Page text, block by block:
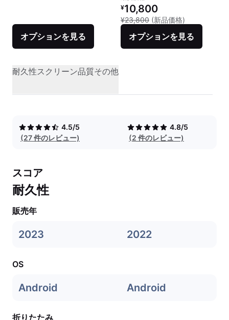
オプションを見る
リファービッシュ品の価格：
¥10,800
¥23,800 (新品価格)
オプションを見る
耐久性スクリーン品質その他
4.5/5
(27 件のレビュー)
4.8/5
(2 件のレビュー)
スコア
耐久性
販売年
2023 2022
OS
Android Android
折りたたみ